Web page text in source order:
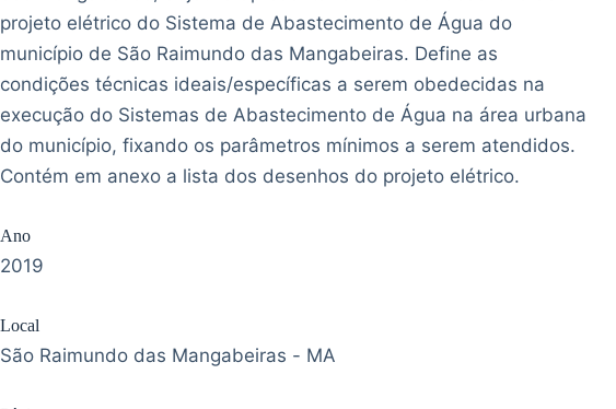
projeto elétrico do Sistema de Abastecimento de Água do
município de São Raimundo das Mangabeiras. Define as
condições técnicas ideais/específicas a serem obedecidas na
execução do Sistemas de Abastecimento de Água na área urbana
do município, fixando os parâmetros mínimos a serem atendidos.
Contém em anexo a lista dos desenhos do projeto elétrico.
Ano
2019
Local
São Raimundo das Mangabeiras - MA